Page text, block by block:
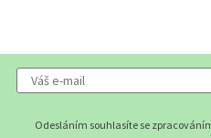
Odesláním souhlasíte se